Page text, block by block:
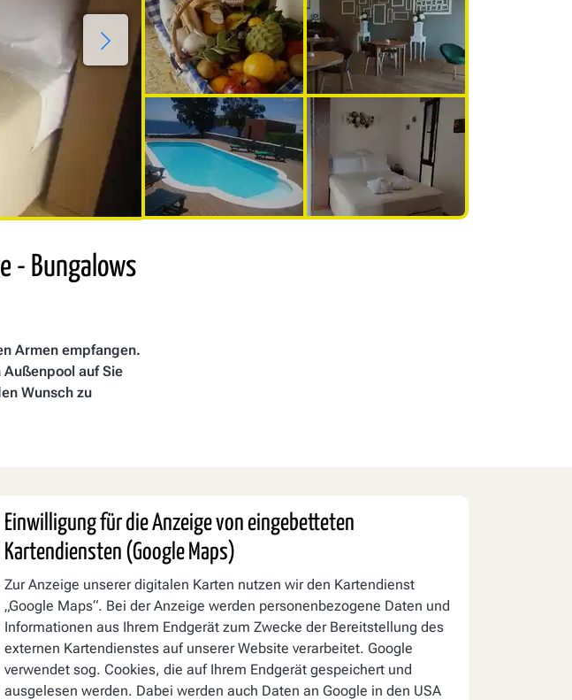
- Bungalows
Armen empfangen.
auf Sie
Wunsch zu
Einwilligung für die Anzeige von eingebetteten
Kartendiensten (Google Maps)
Zur Anzeige unserer digitalen Karten nutzen wir den Kartendienst
„Google Maps“. Bei der Anzeige werden personenbezogene Daten und
Informationen aus Ihrem Endgerät zum Zwecke der Bereitstellung des
externen Kartendienstes auf unserer Website verarbeitet. Google
verwendet sog. Cookies, die auf Ihrem Endgerät gespeichert und
ausgelesen werden. Dabei werden auch Daten an Google in den USA